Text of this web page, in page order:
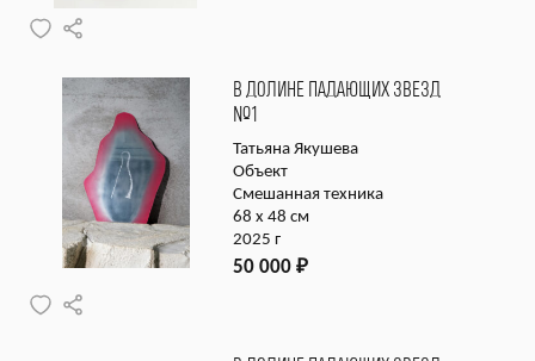
В ДОЛИНЕ ПАДАЮЩИХ ЗВЕЗД
№1
Татьяна Якушева
Объект
Смешанная техника
68 х 48 см
2025 г
50 000 ₽